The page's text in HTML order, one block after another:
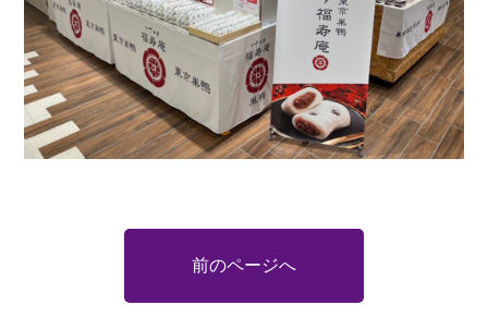
前のページへ